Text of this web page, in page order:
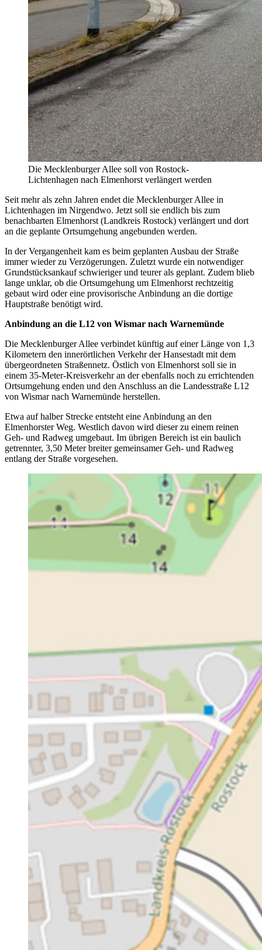
Die Mecklenburger Allee soll von Rostock-
Lichtenhagen nach Elmenhorst verlängert werden
Seit mehr als zehn Jahren endet die Mecklenburger Allee in
Lichtenhagen im Nirgendwo. Jetzt soll sie endlich bis zum
benachbarten Elmenhorst (Landkreis Rostock) verlängert und dort
an die geplante Ortsumgehung angebunden werden.
In der Vergangenheit kam es beim geplanten Ausbau der Straße
immer wieder zu Verzögerungen. Zuletzt wurde ein notwendiger
Grundstücksankauf schwieriger und teurer als geplant. Zudem blieb
lange unklar, ob die Ortsumgehung um Elmenhorst rechtzeitig
gebaut wird oder eine provisorische Anbindung an die dortige
Hauptstraße benötigt wird.
Anbindung an die L12 von Wismar nach Warnemünde
Die Mecklenburger Allee verbindet künftig auf einer Länge von 1,3
Kilometern den innerörtlichen Verkehr der Hansestadt mit dem
übergeordneten Straßennetz. Östlich von Elmenhorst soll sie in
einem 35-Meter-Kreisverkehr an der ebenfalls noch zu errichtenden
Ortsumgehung enden und den Anschluss an die Landesstraße L12
von Wismar nach Warnemünde herstellen.
Etwa auf halber Strecke entsteht eine Anbindung an den
Elmenhorster Weg. Westlich davon wird dieser zu einem reinen
Geh- und Radweg umgebaut. Im übrigen Bereich ist ein baulich
getrennter, 3,50 Meter breiter gemeinsamer Geh- und Radweg
entlang der Straße vorgesehen.